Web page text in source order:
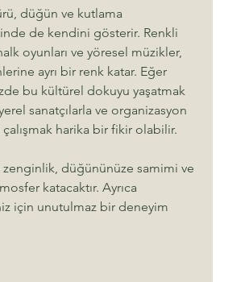
düğün ve kutlama
de kendini gösterir. Renkli
oyunları ve yöresel müzikler,
ayrı bir renk katar. Eğer
bu kültürel dokuyu yaşatmak
sanatçılarla ve organizasyon
çalışmak harika bir fikir olabilir.
zenginlik, düğününüze samimi ve
katacaktır. Ayrıca
için unutulmaz bir deneyim